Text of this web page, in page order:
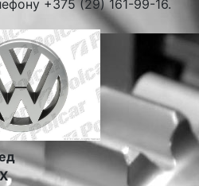
+375 (29) 161-99-16.